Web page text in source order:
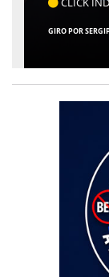
DE AGOSTO DE 2026